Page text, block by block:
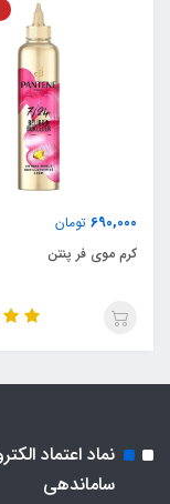
690,000 تومان
کرم موی فر پنتن
نماد اعتماد
ساماندهی